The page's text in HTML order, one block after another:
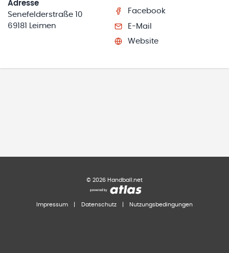
Adresse
Senefelderstraße 10
69181 Leimen
Facebook
E-Mail
Website
© 2026 Handball.net
Impressum Datenschutz Nutzungsbedingungen